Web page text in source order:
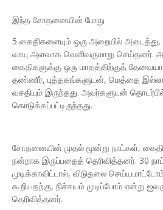
இந்த சோதனையின் போது
5 கைதிகளையும் ஒரு அறையில்
வாயு அளவாக வெளிவருமாறு செய்தனர்.
கைதிகளுக்கு ஒரு மாதத்திற்குத்
தண்ணீர், புத்தகங்களுடன், மெத்தை
வசதியும் இருந்தது. அவர்களுடன்
கொடுக்கப்பட்டிருந்தது.
சோதனையின் முதல் மூன்று நாட்கள்,
நன்றாக இருப்பதைத் தெரிவித்தனர். 30
முடிக்காவிட்டால், விடுதலை
கூறியதற்கு, நிச்சயம் முடிப்போம் என்று
தெரிவித்தனர்.